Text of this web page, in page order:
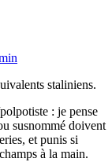
staliniens.
: je pense
susnommé doivent
et punis si
à la main.